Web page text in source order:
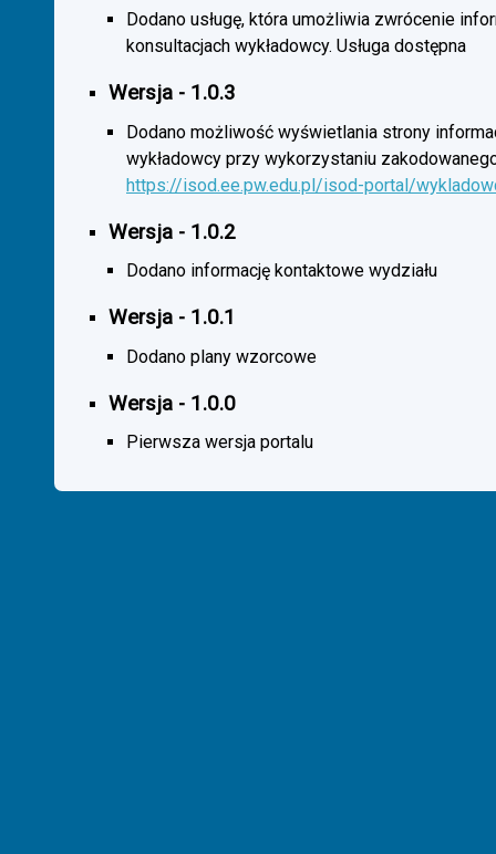
Dodano usługę, która umożliwia zwrócenie
konsultacjach wykładowcy. Usługa dostępna
Wersja - 1.0.3
Dodano możliwość wyświetlania strony
wykładowcy przy wykorzystaniu
https://isod.ee.pw.edu.pl/isod-portal/
Wersja - 1.0.2
Dodano informację kontaktowe wydziału
Wersja - 1.0.1
Dodano plany wzorcowe
Wersja - 1.0.0
Pierwsza wersja portalu